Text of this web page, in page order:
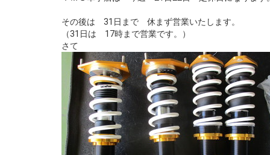
その後は 31日まで 休まず営業いたします。
（31日は 17時まで営業です。）
さて